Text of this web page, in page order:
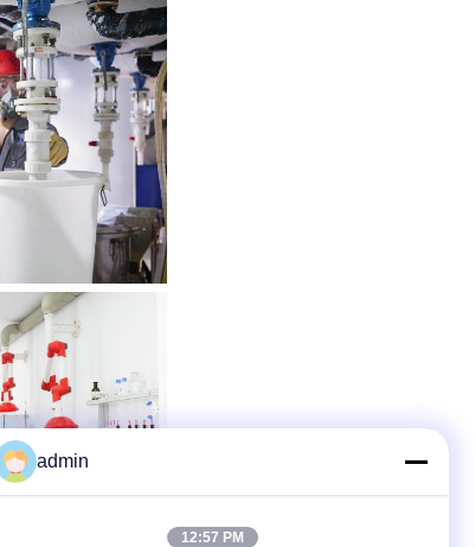
admin
12:57 PM